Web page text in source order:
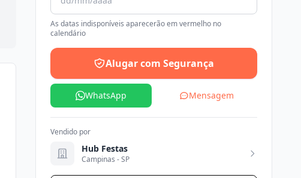
As datas indisponíveis aparecerão em vermelho no
calendário
Alugar com Segurança
WhatsApp Mensagem
Vendido por
Hub Festas
Campinas - SP